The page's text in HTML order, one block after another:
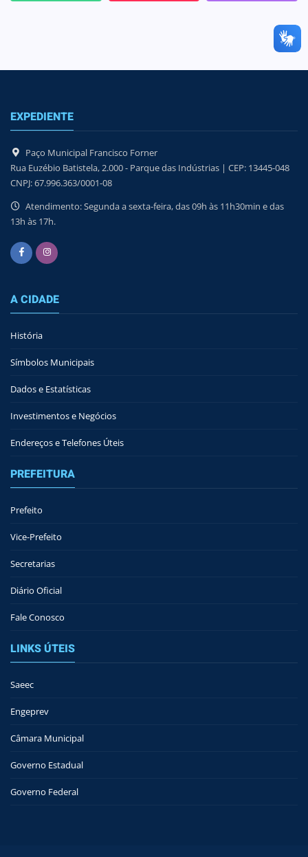
EXPEDIENTE
Paço Municipal Francisco Forner
Rua Euzébio Batistela, 2.000 - Parque das Indústrias | CEP: 13445-048
CNPJ: 67.996.363/0001-08
Atendimento: Segunda a sexta-feira, das 09h às 11h30min e das
13h às 17h.
A CIDADE
História
Símbolos Municipais
Dados e Estatísticas
Investimentos e Negócios
Endereços e Telefones Úteis
PREFEITURA
Prefeito
Vice-Prefeito
Secretarias
Diário Oficial
Fale Conosco
LINKS ÚTEIS
Saeec
Engeprev
Câmara Municipal
Governo Estadual
Governo Federal